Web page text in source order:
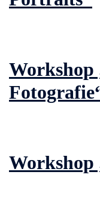
Workshop
Workshop